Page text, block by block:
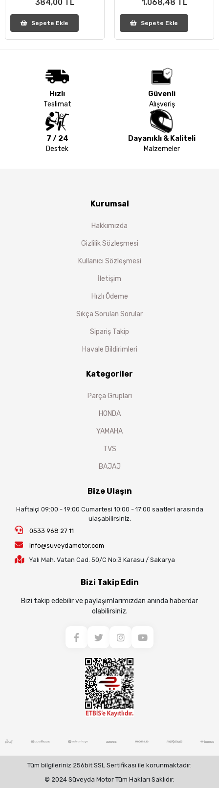
384,00 TL
Sepete Ekle
1.068,48 TL
Sepete Ekle
Hızlı
Teslimat
Güvenli
Alışveriş
7 / 24
Destek
Dayanıklı & Kaliteli
Malzemeler
Kurumsal
Hakkımızda
Gizlilik Sözleşmesi
Kullanıcı Sözleşmesi
İletişim
Hızlı Ödeme
Sıkça Sorulan Sorular
Sipariş Takip
Havale Bildirimleri
Kategoriler
Parça Grupları
HONDA
YAMAHA
TVS
BAJAJ
Bize Ulaşın
Haftaiçi 09:00 - 19:00 Cumartesi 10:00 - 17:00 saatleri arasında
ulaşabilirsiniz.
0533 968 27 11
info@suveydamotor.com
Yalı Mah. Vatan Cad. 50/C No:3 Karasu / Sakarya
Bizi Takip Edin
Bizi takip edebilir ve paylaşımlarımızdan anında haberdar
olabilirsiniz.
Tüm bilgileriniz 256bit SSL Sertifikası ile korunmaktadır.
© 2024 Süveyda Motor Tüm Hakları Saklıdır.